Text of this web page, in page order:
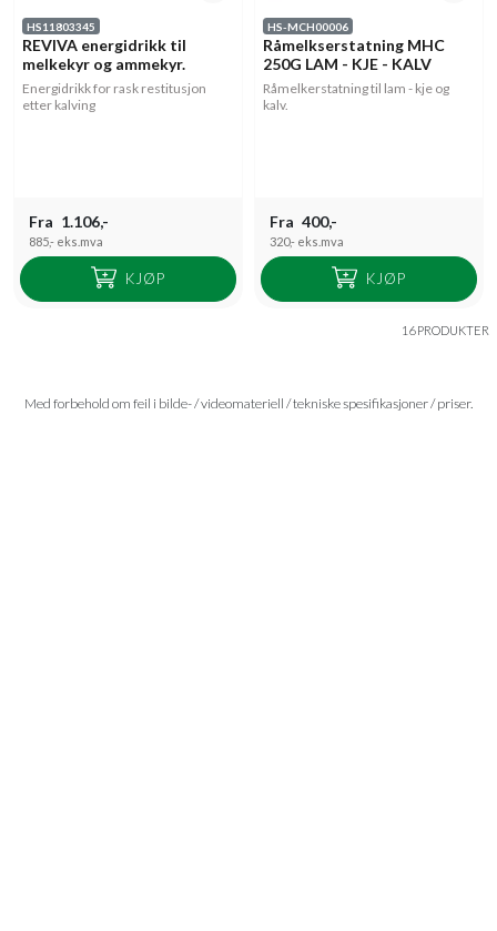
HS11803345
REVIVA energidrikk til
melkekyr og ammekyr.
Energidrikk for rask restitusjon
etter kalving
Fra 1.106,-
885,- eks.mva
KJØP
HS-MCH00006
Råmelkserstatning MHC
250G LAM - KJE - KALV
Råmelkerstatning til lam - kje og
kalv.
Fra 400,-
320,- eks.mva
KJØP
16 PRODUKTER
Med forbehold om feil i bilde- / videomateriell / tekniske spesifikasjoner / priser.